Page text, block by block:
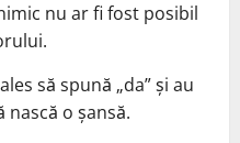
nu ar fi fost posibil
să spună „da” și au
o șansă.